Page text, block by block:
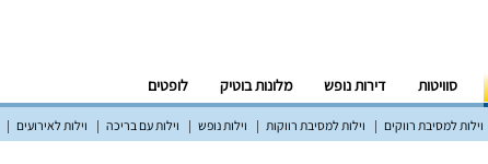
סוויטות דירות נופש מלונות בוטיק לופטים
וילות למסיבת רווקים וילות למסיבת רווקות וילות נופש וילות עם בריכה וילות לאירועים